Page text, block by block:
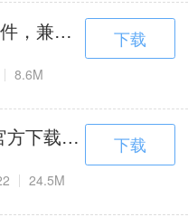
，兼顾高质量输出
8.6M
下载
下载，保障系统安
24.5M
下载